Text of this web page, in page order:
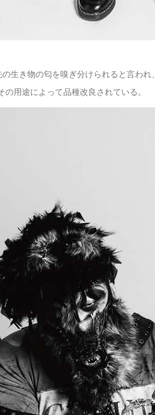
生き物の匂を嗅ぎ分けられると言われ、
用途によって品種改良されている。